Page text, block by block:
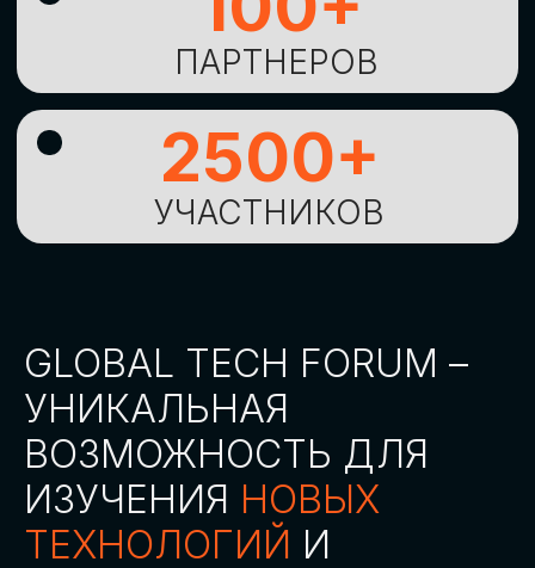
ОСТАВИТЬ
ЗАЯВКУ
СКАЧАТЬ ПРОГРАММУ
СТАТЬ СПИКЕРОМ
Оставьте заявку, наши менеджеры
СТАТЬ УЧАСТНИКОМ